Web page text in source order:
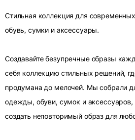
Стильная коллекция для
обувь, сумки и аксессуары.
Создавайте безупречные образы
себя коллекцию стильных решений,
продумана до мелочей. Мы собрали
одежды, обуви, сумок и аксессуаров,
создать неповторимый образ для